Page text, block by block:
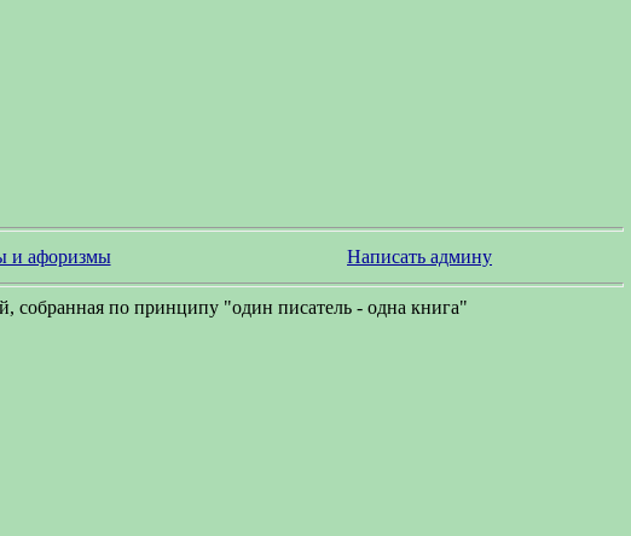
и афоризмы Написать админу
собранная по принципу "один писатель - одна книга"